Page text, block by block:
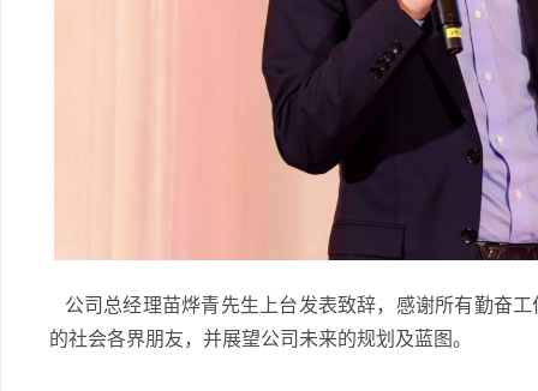
公司总经理苗烨青先生上台发表致辞，感谢所有勤奋
的社会各界朋友，并展望公司未来的规划及蓝图。